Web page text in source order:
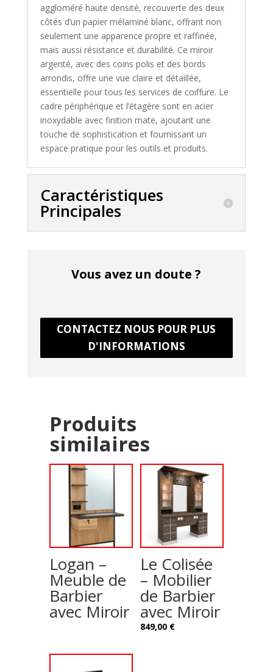
aggloméré haute densité, recouverte des deux
côtés d’un papier mélaminé blanc, offrant non
seulement une apparence propre et raffinée,
mais aussi résistance et durabilité. Ce miroir
argenté, avec des coins polis et des bords
arrondis, offre une vue claire et détaillée,
essentielle pour tous les services de coiffure. Le
cadre périphérique et l’étagère sont en acier
inoxydable avec finition mate, ajoutant une
touche de sophistication et fournissant un
espace pratique pour les outils et produits.
Caractéristiques
Principales
Vous avez un doute ?
CONTACTEZ NOUS POUR PLUS
D'INFORMATIONS
Produits
similaires
Logan –
Meuble de
Barbier
avec Miroir
Le Colisée
– Mobilier
de Barbier
avec Miroir
849,00 €